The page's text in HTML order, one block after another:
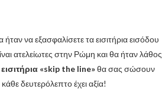
να εξασφαλίσετε τα εισιτήρια εισόδου
ατελείωτες στην Ρώμη και θα ήταν λάθος
εισιτήρια «skip the line»θα σας σώσουν
δευτερόλεπτο έχει αξία!